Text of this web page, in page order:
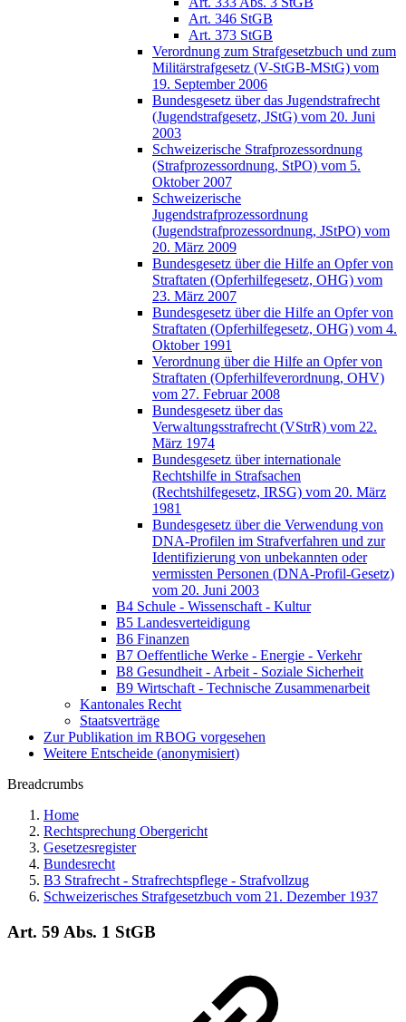
Art. 346 StGB
Art. 373 StGB
Verordnung zum Strafgesetzbuch und zum
Militärstrafgesetz (V-StGB-MStG) vom
19. September 2006
Bundesgesetz über das Jugendstrafrecht
(Jugendstrafgesetz, JStG) vom 20. Juni
2003
Schweizerische Strafprozessordnung
(Strafprozessordnung, StPO) vom 5.
Oktober 2007
Schweizerische
Jugendstrafprozessordnung
(Jugendstrafprozessordnung, JStPO) vom
20. März 2009
Bundesgesetz über die Hilfe an Opfer von
Straftaten (Opferhilfegesetz, OHG) vom
23. März 2007
Bundesgesetz über die Hilfe an Opfer von
Straftaten (Opferhilfegesetz, OHG) vom 4.
Oktober 1991
Verordnung über die Hilfe an Opfer von
Straftaten (Opferhilfeverordnung, OHV)
vom 27. Februar 2008
Bundesgesetz über das
Verwaltungsstrafrecht (VStrR) vom 22.
März 1974
Bundesgesetz über internationale
Rechtshilfe in Strafsachen
(Rechtshilfegesetz, IRSG) vom 20. März
1981
Bundesgesetz über die Verwendung von
DNA-Profilen im Strafverfahren und zur
Identifizierung von unbekannten oder
vermissten Personen (DNA-Profil-Gesetz)
vom 20. Juni 2003
B4 Schule - Wissenschaft - Kultur
B5 Landesverteidigung
B6 Finanzen
B7 Oeffentliche Werke - Energie - Verkehr
B8 Gesundheit - Arbeit - Soziale Sicherheit
B9 Wirtschaft - Technische Zusammenarbeit
Kantonales Recht
Staatsverträge
Zur Publikation im RBOG vorgesehen
Weitere Entscheide (anonymisiert)
Breadcrumbs
Home
Rechtsprechung Obergericht
Gesetzesregister
Bundesrecht
B3 Strafrecht - Strafrechtspflege - Strafvollzug
Schweizerisches Strafgesetzbuch vom 21. Dezember 1937
Art. 59 Abs. 1 StGB